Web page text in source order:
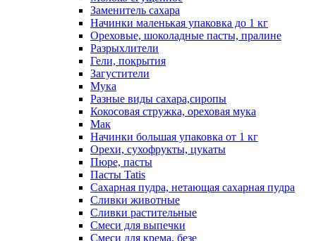
Заменитель сахара
Начинки маленькая упаковка до 1 кг
Ореховые, шоколадные пасты, пралине
Разрыхлители
Гели, покрытия
Загустители
Мука
Разные виды сахара,сиропы
Кокосовая стружка, ореховая мука
Мак
Начинки большая упаковка от 1 кг
Орехи, сухофрукты, цукаты
Пюре, пасты
Пасты Tatis
Сахарная пудра, нетающая сахарная пудра
Сливки животные
Сливки растительные
Смеси для выпечки
Смеси для крема, безе